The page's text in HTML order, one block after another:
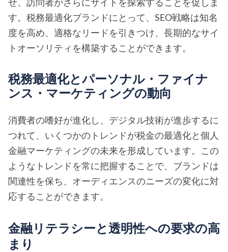
す。税務最適化ブランドにとって、SEO戦略は知名
度を高め、適格なリードを引きつけ、長期的なサイ
トオーソリティを構築することができます。
税務最適化とパーソナル・ファイナ
ンス・マーケティングの動向
消費者の嗜好が進化し、デジタル技術が進歩するに
つれて、いくつかのトレンドが税金の最適化と個人
金融マーケティングの未来を形成しています。この
ようなトレンドを常に把握することで、ブランドは
関連性を保ち、オーディエンスのニーズの変化に対
応することができます。
金融リテラシーと透明性への要求の高
まり